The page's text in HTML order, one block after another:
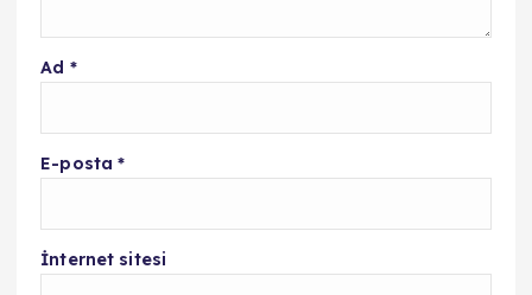
Ad *
E-posta*
İnternet sitesi